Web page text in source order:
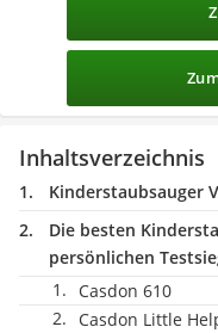
Inhaltsverzeichnis
Kinderstaubsauger
Die besten
persönlichen
Casdon 610
Casdon Little